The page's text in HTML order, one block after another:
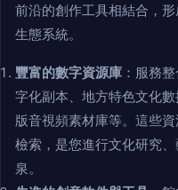
前沿的創作工具相結合，
生態系統。
豐富的數字資源庫 ：服務
字化副本、地方特色文化
版音視頻素材庫等。這些
檢索，是您進行文化研究
泉。